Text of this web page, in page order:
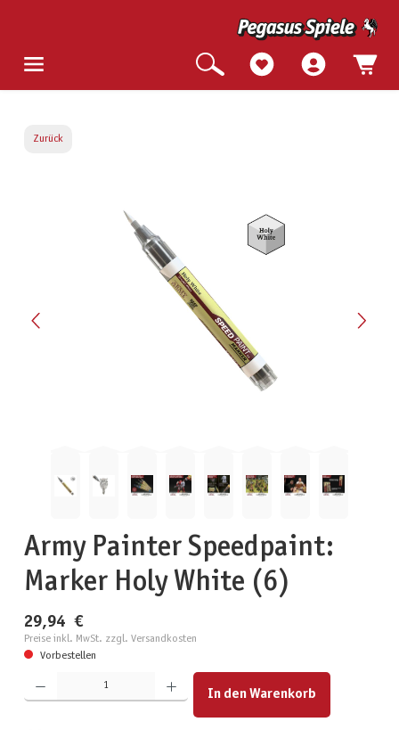
Zurück
Bildergalerie überspringen
Army Painter Speedpaint:
Marker Holy White (6)
29,94 €
Preise inkl. MwSt. zzgl. Versandkosten
Vorbestellen
Produkt Anzahl: Gib den gewünschten Wert ein oder benutze die Schaltflächen um die Anzahl zu
In den Warenkorb